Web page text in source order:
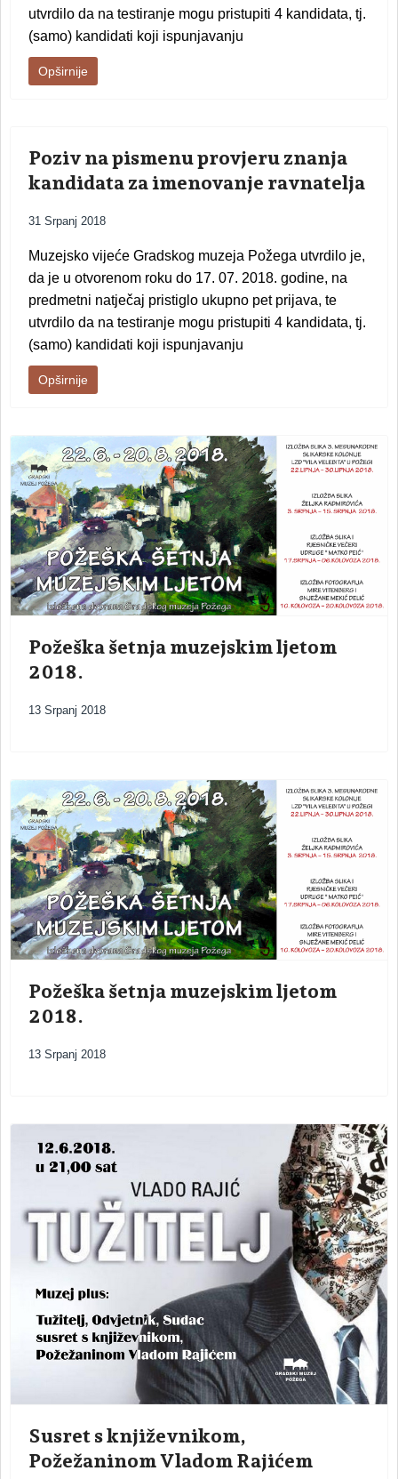
utvrdilo da na testiranje mogu pristupiti 4 kandidata, tj.
(samo) kandidati koji ispunjavanju
Opširnije
Poziv na pismenu provjeru znanja
kandidata za imenovanje ravnatelja
31 Srpanj 2018
Muzejsko vijeće Gradskog muzeja Požega utvrdilo je,
da je u otvorenom roku do 17. 07. 2018. godine, na
predmetni natječaj pristiglo ukupno pet prijava, te
utvrdilo da na testiranje mogu pristupiti 4 kandidata, tj.
(samo) kandidati koji ispunjavanju
Opširnije
Požeška šetnja muzejskim ljetom
2018.
13 Srpanj 2018
Požeška šetnja muzejskim ljetom
2018.
13 Srpanj 2018
Susret s književnikom,
Požežaninom Vladom Rajićem